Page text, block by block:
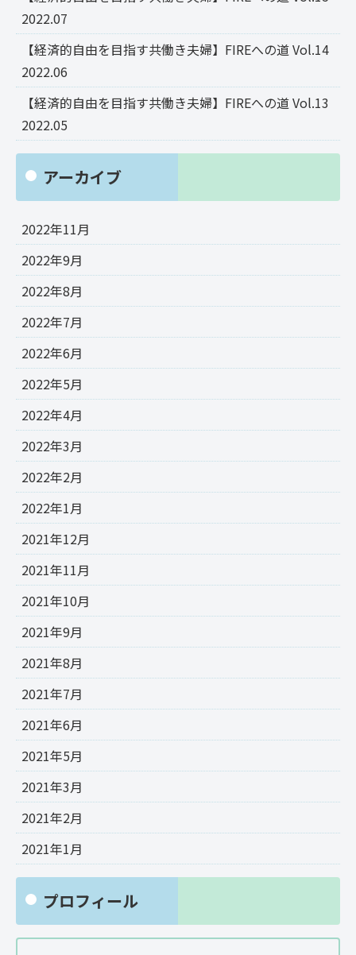
2022.07
【経済的自由を目指す共働き夫婦】FIREへの道 Vol.14
2022.06
【経済的自由を目指す共働き夫婦】FIREへの道 Vol.13
2022.05
アーカイブ
2022年11月
2022年9月
2022年8月
2022年7月
2022年6月
2022年5月
2022年4月
2022年3月
2022年2月
2022年1月
2021年12月
2021年11月
2021年10月
2021年9月
2021年8月
2021年7月
2021年6月
2021年5月
2021年3月
2021年2月
2021年1月
プロフィール